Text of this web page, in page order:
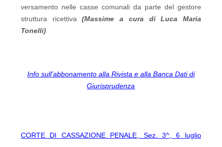
versamento nelle casse comunali da parte del gestore
struttura ricettiva(Massime a cura di Luca Maria
Tonelli)
Info sull’abbonamento alla Rivista e alla Banca Dati di
Giurisprudenza
CORTE DI CASSAZIONE PENALE, Sez. 3^, 6 luglio